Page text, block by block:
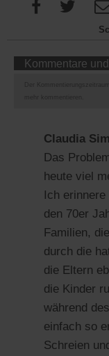
Kommentare
Claudia
Das
heute viel
Ich
den 70er
Familien,
durch die
die Eltern
die Kinder
während
einfach so
Schreien